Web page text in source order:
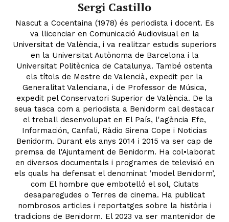
Sergi Castillo
Nascut a Cocentaina (1978) és periodista i docent. Es
va llicenciar en Comunicació Audiovisual en la
Universitat de València, i va realitzar estudis superiors
en la Universitat Autònoma de Barcelona i la
Universitat Politècnica de Catalunya. També ostenta
els títols de Mestre de Valencià, expedit per la
Generalitat Valenciana, i de Professor de Música,
expedit pel Conservatori Superior de València. De la
seua tasca com a periodista a Benidorm cal destacar
el treball desenvolupat en El País, l'agència Efe,
Información, Canfali, Ràdio Sirena Cope i Noticias
Benidorm. Durant els anys 2014 i 2015 va ser cap de
premsa de l'Ajuntament de Benidorm. Ha col•laborat
en diversos documentals i programes de televisió en
els quals ha defensat el denominat ‘model Benidorm’,
com El hombre que embotelló el sol, Ciutats
desaparegudes o Terres de cinema. Ha publicat
nombrosos articles i reportatges sobre la història i
tradicions de Benidorm. El 2023 va ser mantenidor de